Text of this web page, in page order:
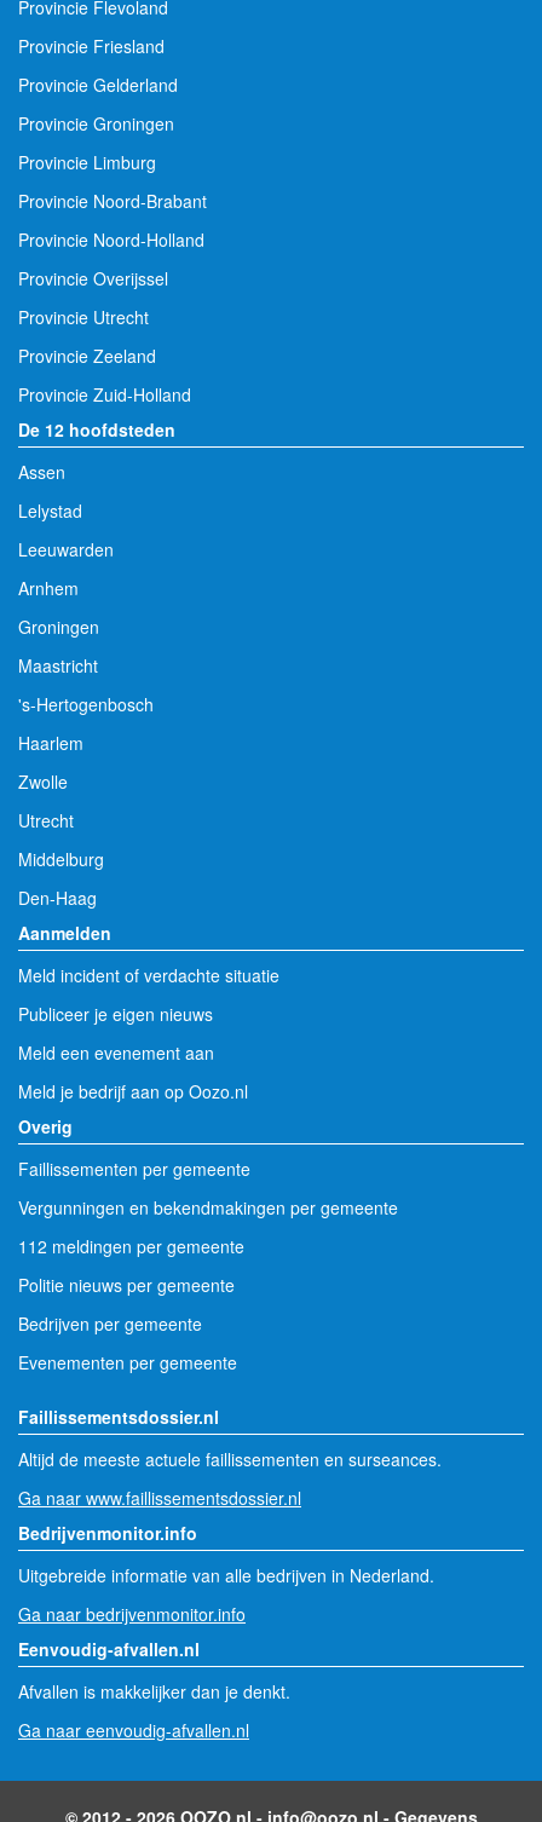
Provincie Flevoland
Provincie Friesland
Provincie Gelderland
Provincie Groningen
Provincie Limburg
Provincie Noord-Brabant
Provincie Noord-Holland
Provincie Overijssel
Provincie Utrecht
Provincie Zeeland
Provincie Zuid-Holland
De 12 hoofdsteden
Assen
Lelystad
Leeuwarden
Arnhem
Groningen
Maastricht
's-Hertogenbosch
Haarlem
Zwolle
Utrecht
Middelburg
Den-Haag
Aanmelden
Meld incident of verdachte situatie
Publiceer je eigen nieuws
Meld een evenement aan
Meld je bedrijf aan op Oozo.nl
Overig
Faillissementen per gemeente
Vergunningen en bekendmakingen per gemeente
112 meldingen per gemeente
Politie nieuws per gemeente
Bedrijven per gemeente
Evenementen per gemeente
Faillissementsdossier.nl
Altijd de meeste actuele faillissementen en surseances.
Ga naar www.faillissementsdossier.nl
Bedrijvenmonitor.info
Uitgebreide informatie van alle bedrijven in Nederland.
Ga naar bedrijvenmonitor.info
Eenvoudig-afvallen.nl
Afvallen is makkelijker dan je denkt.
Ga naar eenvoudig-afvallen.nl
© 2012 - 2026 OOZO.nl - info@oozo.nl - Gegevens